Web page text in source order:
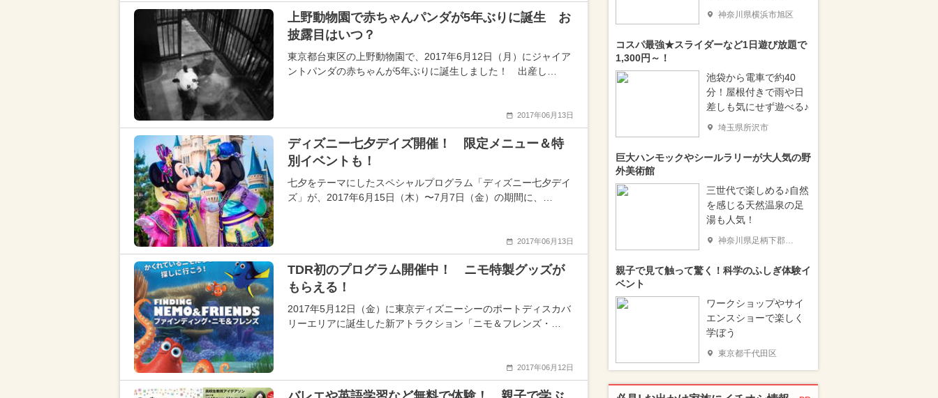
上野動物園で赤ちゃんパンダが5年ぶりに誕生 お
披露目はいつ？
東京都台東区の上野動物園で、2017年6月12日（月）にジャイア
ントパンダの赤ちゃんが5年ぶりに誕生しました！ 出産し…
2017年06月13日
ディズニー七夕デイズ開催！ 限定メニュー＆特
別イベントも！
七夕をテーマにしたスペシャルプログラム「ディズニー七夕デイ
ズ」が、2017年6月15日（木）〜7月7日（金）の期間に、…
2017年06月13日
TDR初のプログラム開催中！ ニモ特製グッズが
もらえる！
2017年5月12日（金）に東京ディズニーシーのポートディスカバ
リーエリアに誕生した新アトラクション「ニモ＆フレンズ・…
2017年06月12日
神奈川県横浜市旭区
コスパ最強★スライダーなど1日遊び放題で
1,300円～！
池袋から電車で約40
分！屋根付きで雨や日
差しも気にせず遊べる♪
埼玉県所沢市
巨大ハンモックやシールラリーが大人気の野
外美術館
三世代で楽しめる♪自然
を感じる天然温泉の足
湯も人気！
神奈川県足柄下郡箱根町
親子で見て触って驚く！科学のふしぎ体験イ
ベント
ワークショップやサイ
エンスショーで楽しく
学ぼう
東京都千代田区